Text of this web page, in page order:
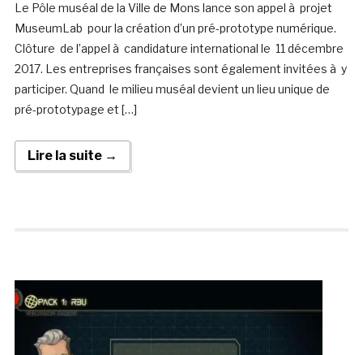
Le Pôle muséal de la Ville de Mons lance son appel à projet
MuseumLab pour la création d’un pré-prototype numérique.
Clôture de l’appel à candidature international le 11 décembre
2017. Les entreprises françaises sont également invitées à y
participer. Quand le milieu muséal devient un lieu unique de
pré-prototypage et […]
Lire la suite →